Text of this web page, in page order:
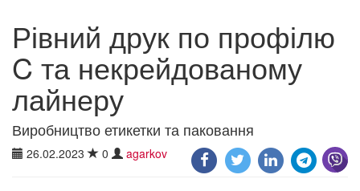
Рівний друк по профілю
C та некрейдованому
лайнеру
Виробництво етикетки та паковання
26.02.2023 0 agarkov